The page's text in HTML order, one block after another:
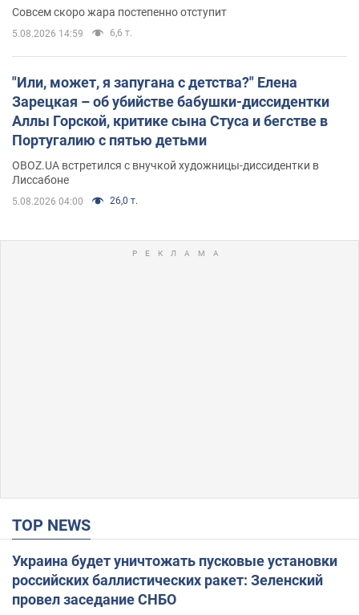
Совсем скоро жара постепенно отступит
5.08.2026 14:59 6,6 т.
"Или, может, я запугана с детства?" Елена
Зарецкая – об убийстве бабушки-диссидентки
Аллы Горской, критике сына Стуса и бегстве в
Португалию с пятью детьми
OBOZ.UA встретился с внучкой художницы-диссидентки в
Лиссабоне
5.08.2026 04:00 26,0 т.
TOP NEWS
Украина будет уничтожать пусковые установки
российских баллистических ракет: Зеленский
провел заседание СНБО